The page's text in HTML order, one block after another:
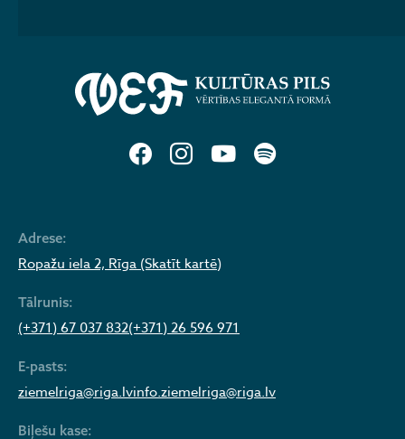
Adrese:
Ropažu iela 2, Rīga (Skatīt kartē)
Tālrunis:
(+371) 67 037 832(+371) 26 596 971
E-pasts:
ziemelriga@riga.lvinfo.ziemelriga@riga.lv
Biļešu kase: